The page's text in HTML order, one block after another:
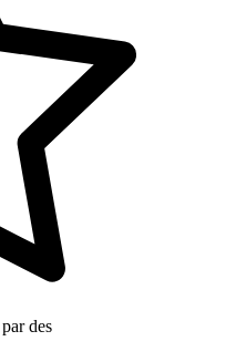
des